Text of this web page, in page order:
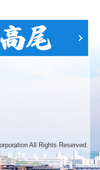
All Rights Reserved.